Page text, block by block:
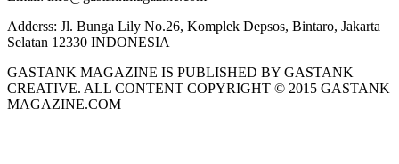
Adderss: Jl. Bunga Lily No.26, Komplek Depsos, Bintaro, Jakarta
Selatan 12330 INDONESIA
GASTANK MAGAZINE IS PUBLISHED BY GASTANK
CREATIVE. ALL CONTENT COPYRIGHT © 2015 GASTANK
MAGAZINE.COM